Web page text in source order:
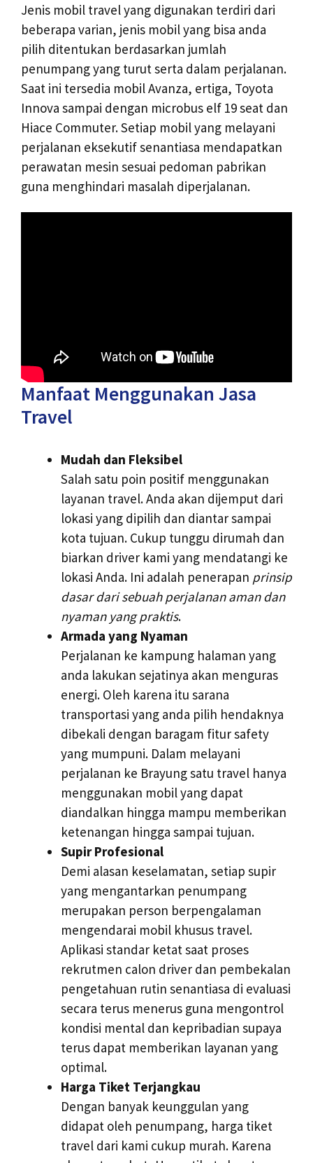
Jenis mobil travel yang digunakan terdiri dari
beberapa varian, jenis mobil yang bisa anda
pilih ditentukan berdasarkan jumlah
penumpang yang turut serta dalam perjalanan.
Saat ini tersedia mobil Avanza, ertiga, Toyota
Innova sampai dengan microbus elf 19 seat dan
Hiace Commuter. Setiap mobil yang melayani
perjalanan eksekutif senantiasa mendapatkan
perawatan mesin sesuai pedoman pabrikan
guna menghindari masalah diperjalanan.
Manfaat Menggunakan Jasa
Travel
Mudah dan Fleksibel
Salah satu poin positif menggunakan
layanan travel. Anda akan dijemput dari
lokasi yang dipilih dan diantar sampai
kota tujuan. Cukup tunggu dirumah dan
biarkan driver kami yang mendatangi ke
lokasi Anda. Ini adalah penerapan prinsip
dasar dari sebuah perjalanan aman dan
nyaman yang praktis.
Armada yang Nyaman
Perjalanan ke kampung halaman yang
anda lakukan sejatinya akan menguras
energi. Oleh karena itu sarana
transportasi yang anda pilih hendaknya
dibekali dengan baragam fitur safety
yang mumpuni. Dalam melayani
perjalanan ke Brayung satu travel hanya
menggunakan mobil yang dapat
diandalkan hingga mampu memberikan
ketenangan hingga sampai tujuan.
Supir Profesional
Demi alasan keselamatan, setiap supir
yang mengantarkan penumpang
merupakan person berpengalaman
mengendarai mobil khusus travel.
Aplikasi standar ketat saat proses
rekrutmen calon driver dan pembekalan
pengetahuan rutin senantiasa di evaluasi
secara terus menerus guna mengontrol
kondisi mental dan kepribadian supaya
terus dapat memberikan layanan yang
optimal.
Harga Tiket Terjangkau
Dengan banyak keunggulan yang
didapat oleh penumpang, harga tiket
travel dari kami cukup murah. Karena